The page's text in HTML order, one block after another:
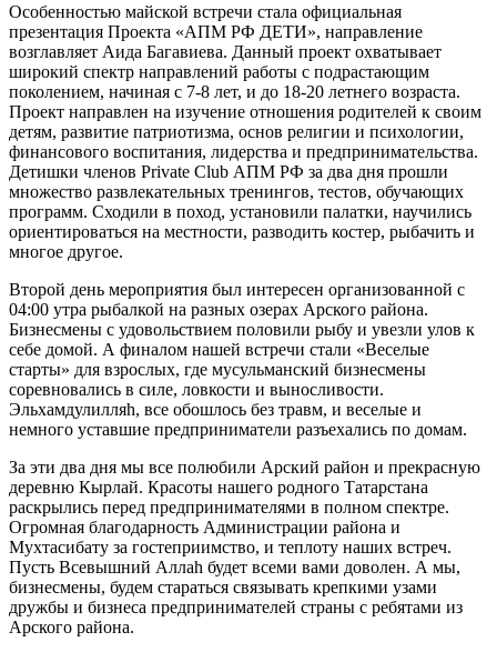
Особенностью майской встречи стала официальная
презентация Проекта «АПМ РФ ДЕТИ», направление
возглавляет Аида Багавиева. Данный проект охватывает
широкий спектр направлений работы с подрастающим
поколением, начиная с 7-8 лет, и до 18-20 летнего возраста.
Проект направлен на изучение отношения родителей к своим
детям, развитие патриотизма, основ религии и психологии,
финансового воспитания, лидерства и предпринимательства.
Детишки членов Private Club АПМ РФ за два дня прошли
множество развлекательных тренингов, тестов, обучающих
программ. Сходили в поход, установили палатки, научились
ориентироваться на местности, разводить костер, рыбачить и
многое другое.
Второй день мероприятия был интересен организованной с
04:00 утра рыбалкой на разных озерах Арского района.
Бизнесмены с удовольствием половили рыбу и увезли улов к
себе домой. А финалом нашей встречи стали «Веселые
старты» для взрослых, где мусульманский бизнесмены
соревновались в силе, ловкости и выносливости.
Эльхамдулилляh, все обошлось без травм, и веселые и
немного уставшие предприниматели разъехались по домам.
За эти два дня мы все полюбили Арский район и прекрасную
деревню Кырлай. Красоты нашего родного Татарстана
раскрылись перед предпринимателями в полном спектре.
Огромная благодарность Администрации района и
Мухтасибату за гостеприимство, и теплоту наших встреч.
Пусть Всевышний Аллаh будет всеми вами доволен. А мы,
бизнесмены, будем стараться связывать крепкими узами
дружбы и бизнеса предпринимателей страны с ребятами из
Арского района.